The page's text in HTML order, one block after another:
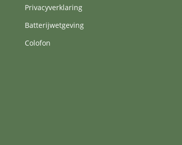
Privacyverklaring
Batterijwetgeving
Colofon